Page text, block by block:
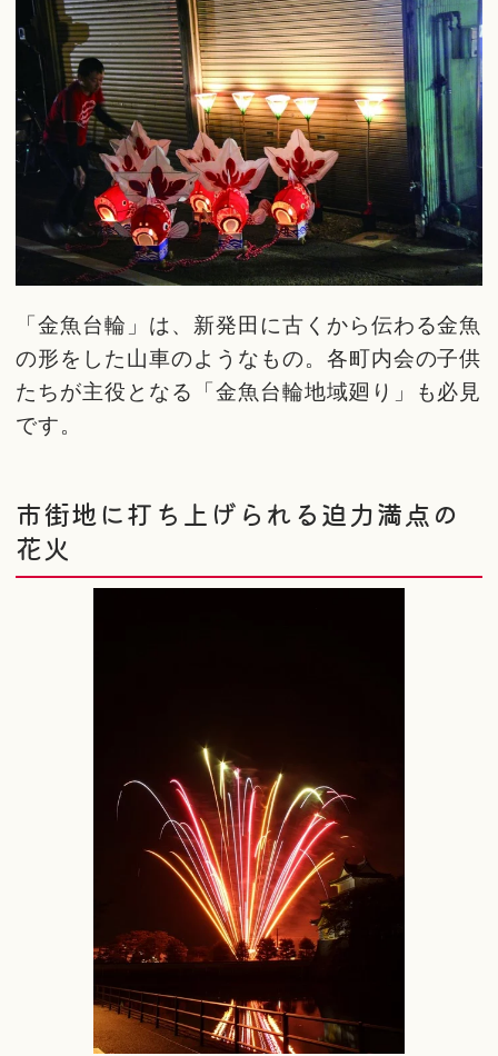
「金魚台輪」は、新発田に古くから伝わる金魚
の形をした山車のようなもの。各町内会の子供
たちが主役となる「金魚台輪地域廻り」も必見
です。
市街地に打ち上げられる迫力満点の
花火